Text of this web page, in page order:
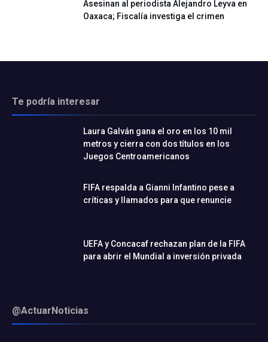
Asesinan al periodista Alejandro Leyva en
Oaxaca; Fiscalía investiga el crimen
Te podría interesar
Laura Galván gana el oro en los 10 mil
metros y cierra con dos títulos en los
Juegos Centroamericanos
FIFA respalda a Gianni Infantino pese a
críticas y llamados para que renuncie
UEFA y Concacaf rechazan plan de la FIFA
para abrir el Mundial a inversión privada
@ActuarNoticias